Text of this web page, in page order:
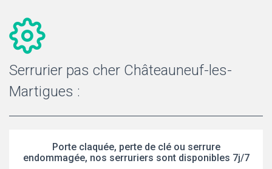
Serrurier pas cher Châteauneuf-les-
Martigues :
Porte claquée, perte de clé ou serrure
endommagée, nos serruriers sont disponibles 7j/7